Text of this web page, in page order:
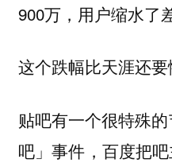
900万，用户缩水了
这个跌幅比天涯还要
贴吧有一个很特殊
吧」事件，百度把